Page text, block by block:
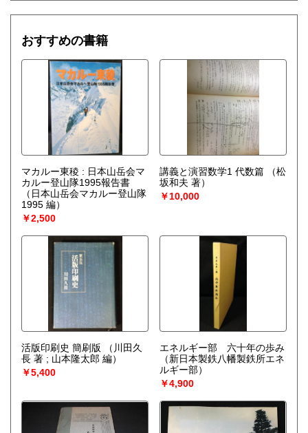
おすすめの書籍
マカルー東稜 : 日本山岳会マ
カルー登山隊1995報告書
（日本山岳会マカルー登山隊
1995 編）
￥2,500
講義と演習数学1 代数篇
（松
坂和夫 著）
￥10,000
活版印刷史 簡刷版
（川田久
長 著 ; 山本隆太郎 編）
￥5,400
エネルギー部 六十年の歩み
（新日本製鉄八幡製鉄所エネ
ルギー部）
￥4,900